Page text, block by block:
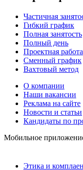
Частичная
Гибкий график
Полная занятость
Полный день
Проектная работа
Сменный график
Вахтовый метод
О компании
Наши вакансии
Реклама на сайте
Новости и статьи
Кандидаты по
Мобильное
Этика и